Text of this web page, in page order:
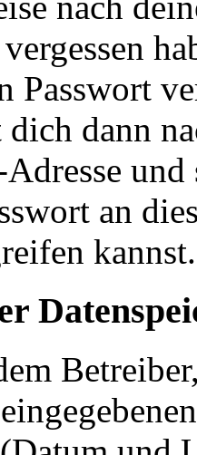
Passwort
dann
und
an
kannst.